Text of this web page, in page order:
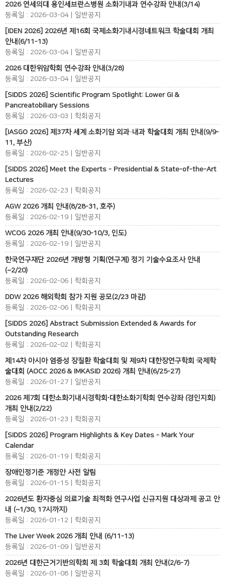
2026 연세의대 용인세브란스병원 소화기내과 연수강좌 안내(3/14)
등록일 : 2026-03-04 | 일반공지
[IDEN 2026] 2026년 제16회 국제소화기내시경네트워크 학술대회 개최
안내(6/11-13)
등록일 : 2026-03-04 | 일반공지
2026 대한위암학회 연수강좌 안내(3/28)
등록일 : 2026-03-04 | 일반공지
[SIDDS 2026] Scientific Program Spotlight: Lower GI &
Pancreatobiliary Sessions
등록일 : 2026-03-03 | 학회공지
[IASGO 2026] 제37차 세계 소화기암 외과·내과 학술대회 개최 안내(9/9-
11, 부산)
등록일 : 2026-02-25 | 일반공지
[SIDDS 2026] Meet the Experts - Presidential & State-of-the-Art
Lectures
등록일 : 2026-02-23 | 학회공지
AGW 2026 개최 안내(8/28-31, 호주)
등록일 : 2026-02-19 | 일반공지
WCOG 2026 개최 안내(9/30-10/3, 인도)
등록일 : 2026-02-19 | 일반공지
한국연구재단 2026년 개방형 기획(연구계) 정기 기술수요조사 안내
(~2/20)
등록일 : 2026-02-06 | 학회공지
DDW 2026 해외학회 참가 지원 공모(2/23 마감)
등록일 : 2026-02-06 | 학회공지
[SIDDS 2026] Abstract Submission Extended & Awards for
Outstanding Research
등록일 : 2026-02-02 | 학회공지
제14차 아시아 염증성 장질환 학술대회 및 제9차 대한장연구학회 국제학
술대회 (AOCC 2026 & IMKASID 2026) 개최 안내(6/25-27)
등록일 : 2026-01-27 | 일반공지
2026 제7회 대한소화기내시경학회∙대한소화기학회 연수강좌 (경인지회)
개최 안내(2/22)
등록일 : 2026-01-23 | 학회공지
[SIDDS 2026] Program Highlights & Key Dates - Mark Your
Calendar
등록일 : 2026-01-19 | 학회공지
장애인정기준 개정안 사전 알림
등록일 : 2026-01-15 | 학회공지
2026년도 환자중심 의료기술 최적화 연구사업 신규지원 대상과제 공고 안
내 (~1/30, 17시까지)
등록일 : 2026-01-12 | 학회공지
The Liver Week 2026 개최 안내 (6/11-13)
등록일 : 2026-01-09 | 일반공지
2026년 대한근거기반의학회 제 3회 학술대회 개최 안내(2/6-7)
등록일 : 2026-01-08 | 일반공지